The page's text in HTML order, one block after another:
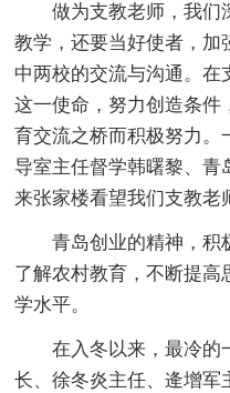
做为支教老师，我们
教学，还要当好使者，加
中两校的交流与沟通。
这一使命，努力创造条件
育交流之桥而积极努力
导室主任督学韩曙黎、青
来张家楼看望我们支教老
青岛创业的精神，积极
了解农村教育，不断提高
学水平。
在入冬以来，最冷的
长、徐冬炎主任、逄增军